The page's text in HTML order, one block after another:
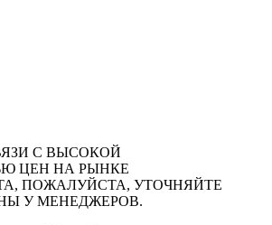
С ВЫСОКОЙ
ЦЕН НА РЫНКЕ
ПОЖАЛУЙСТА, УТОЧНЯЙТЕ
У МЕНЕДЖЕРОВ.